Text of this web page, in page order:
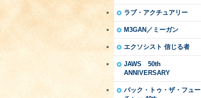
ラブ・アクチュアリー
M3GAN／ミーガン
エクソシスト 信じる者
JAWS 50th
ANNIVERSARY
バック・トゥ・ザ・フュー